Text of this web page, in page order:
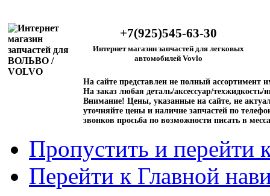
+7(925)545-63-30
Интернет магазин запчастей для легковых
автомобилей Vovlo
На сайте представлен не полный ассортимент
На заказ любая деталь/аксессуар/техжидкость/
Внимание! Цены, указанные на сайте, не
уточняйте цены и наличие запчастей по
звонков просьба по возможности писать в
Пропустить и перейти
Перейти к Главной